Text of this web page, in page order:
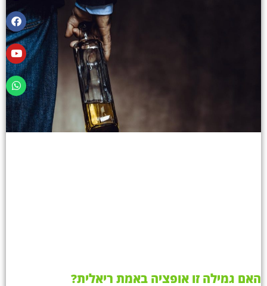
האם גמילה זו אופציה באמת ריאלית?